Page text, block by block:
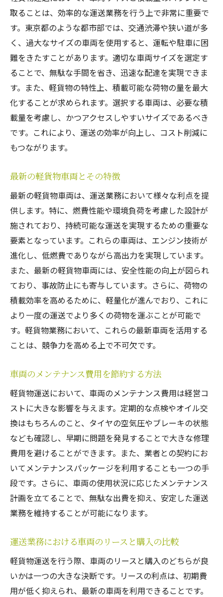
取ることは、効率的な運送業務を行う上で非常に重要で
す。東京都のような都市部では、交通渋滞や狭い道が多
く、過大なサイズの車両を使用すると、運転や駐車に困
難をきたすことがあります。適切な車両サイズを選定す
ることで、無駄な手間を省き、迅速な配達を実現できま
す。また、軽貨物の特性上、積載可能な荷物の量を最大
化することが求められます。選択する車両は、必要な積
載量を考慮し、かつアクセスしやすいサイズであるべき
です。これにより、運送の効率が向上し、コスト削減に
もつながります。
最新の軽貨物車両とその特徴
最新の軽貨物車両は、運送業務において様々な利点を提
供します。特に、燃費性能や環境負荷を考慮した設計が
施されており、持続可能な運送を実現するための重要な
要素となっています。これらの車両は、エンジン技術が
進化し、低燃費でありながら高出力を実現しています。
また、最新の軽貨物車両には、安全性能の向上が図られ
ており、事故防止にも寄与しています。さらに、荷物の
積載効率を高めるために、軽量化が進んでおり、これに
より一度の運送でより多くの荷物を運ぶことが可能で
す。軽貨物業務において、これらの最新車両を活用する
ことは、競争力を高める上で不可欠です。
車両のメンテナンス費用を節約する方法
軽貨物運送において、車両のメンテナンス費用は経営コ
ストに大きな影響を与えます。定期的な点検やオイル交
換はもちろんのこと、タイヤの空気圧やブレーキの状態
なども確認し、早期に問題を発見することで大きな修理
費用を避けることができます。また、業者との契約にお
いてメンテナンスパッケージを利用することも一つの手
段です。さらに、車両の使用状況に応じたメンテナンス
計画を立てることで、無駄な出費を抑え、安定した運送
業務を維持することが可能になります。
運送業務における車両のリースと購入の比較
軽貨物運送を行う際、車両のリースと購入のどちらが良
いかは一つの大きな決断です。リースの利点は、初期費
用が低く抑えられ、最新の車両を利用できることです。